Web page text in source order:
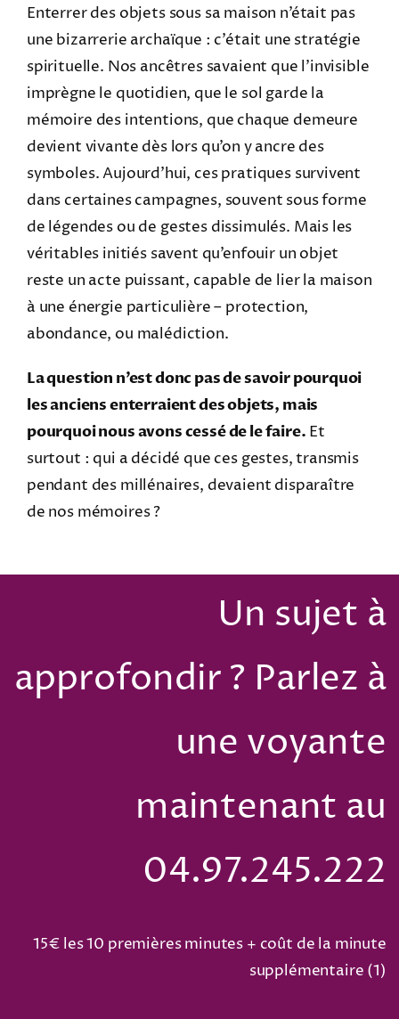
Enterrer des objets sous sa maison n’était pas
une bizarrerie archaïque : c’était une stratégie
spirituelle. Nos ancêtres savaient que l’invisible
imprègne le quotidien, que le sol garde la
mémoire des intentions, que chaque demeure
devient vivante dès lors qu’on y ancre des
symboles. Aujourd’hui, ces pratiques survivent
dans certaines campagnes, souvent sous forme
de légendes ou de gestes dissimulés. Mais les
véritables initiés savent qu’enfouir un objet
reste un acte puissant, capable de lier la maison
à une énergie particulière – protection,
abondance, ou malédiction.
La question n’est donc pas de savoir pourquoi
les anciens enterraient des objets, mais
pourquoi nous avons cessé de le faire. Et
surtout : qui a décidé que ces gestes, transmis
pendant des millénaires, devaient disparaître
de nos mémoires ?
Un sujet à
approfondir ? Parlez à
une voyante
maintenant au
04.97.245.222
15€ les 10 premières minutes + coût de la minute
supplémentaire (1)